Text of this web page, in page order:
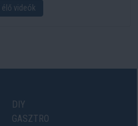
videók
DIY
GASZTRO